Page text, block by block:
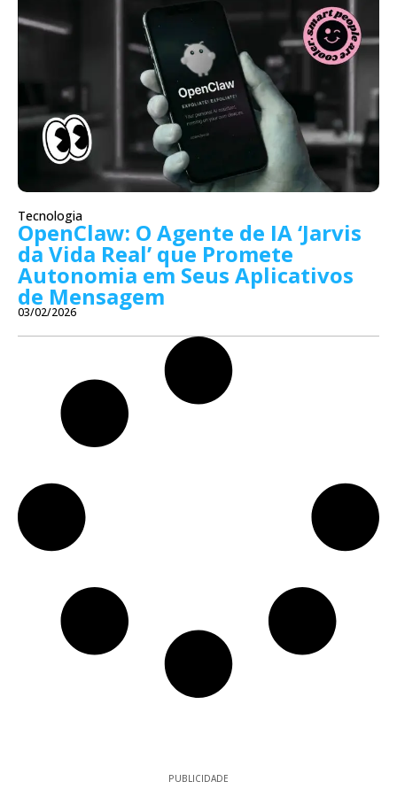
Tecnologia
OpenClaw: O Agente de IA ‘Jarvis
da Vida Real’ que Promete
Autonomia em Seus Aplicativos
de Mensagem
03/02/2026
PUBLICIDADE